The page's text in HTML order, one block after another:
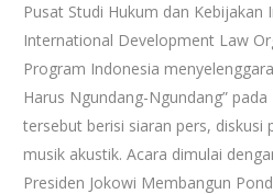
Pusat Studi Hukum dan Kebijakan
International Development Law
Program Indonesia
Harus Ngundang-Ngundang”
tersebut berisi siaran pers, diskusi
musik akustik. Acara dimulai
Presiden Jokowi Membangun